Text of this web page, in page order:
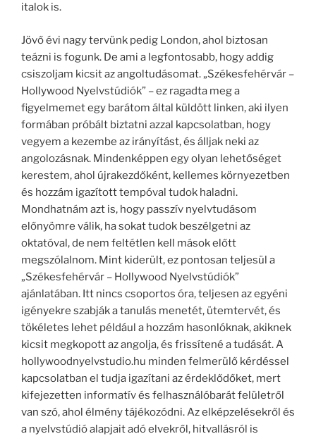
italok is.
Jövő évi nagy tervünk pedig London, ahol biztosan
teázni is fogunk. De ami a legfontosabb, hogy addig
csiszoljam kicsit az angoltudásomat. „Székesfehérvár –
Hollywood Nyelvstúdiók” – ez ragadta meg a
figyelmemet egy barátom által küldött linken, aki ilyen
formában próbált biztatni azzal kapcsolatban, hogy
vegyem a kezembe az irányítást, és álljak neki az
angolozásnak. Mindenképpen egy olyan lehetőséget
kerestem, ahol újrakezdőként, kellemes környezetben
és hozzám igazított tempóval tudok haladni.
Mondhatnám azt is, hogy passzív nyelvtudásom
előnyömre válik, ha sokat tudok beszélgetni az
oktatóval, de nem feltétlen kell mások előtt
megszólalnom. Mint kiderült, ez pontosan teljesül a
„Székesfehérvár – Hollywood Nyelvstúdiók”
ajánlatában. Itt nincs csoportos óra, teljesen az egyéni
igényekre szabják a tanulás menetét, ütemtervét, és
tökéletes lehet például a hozzám hasonlóknak, akiknek
kicsit megkopott az angolja, és frissítené a tudását. A
hollywoodnyelvstudio.hu minden felmerülő kérdéssel
kapcsolatban el tudja igazítani az érdeklődőket, mert
kifejezetten informatív és felhasználóbarát felületről
van szó, ahol élmény tájékozódni. Az elképzelésekről és
a nyelvstúdió alapjait adó elvekről, hitvallásról is